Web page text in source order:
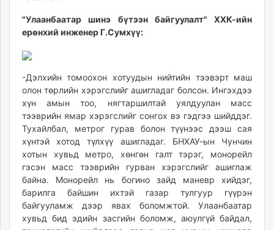
"Улаанбаатар шинэ бүтээн байгуулалт" ХХК-ийн
ерөнхий инженер Г.Сумхүү:
-Дэлхийн томоохон хотуудын нийтийн тээвэрт маш
олон төрлийн хэрэгслийг ашигладаг болсон. Ингэхдээ
хүн амын тоо, нягтаршилтай уялдуулан масс
тээврийн ямар хэрэгслийг сонгох вэ гэдгээ шийддэг.
Тухайлбал, метрог гурав болон түүнээс дээш сая
хүнтэй хотод түлхүү ашигладаг. БНХАУ-ын Чунчин
хотын хувьд метро, хөнгөн галт тэрэг, монорейл
гэсэн масс тээврийн гурван хэрэгслийг ашиглаж
байна. Монорейл нь богино зайд маневр хийдэг,
барилга байшин ихтэй газар тулгуур гүүрэн
байгууламж дээр явах боломжтой. Улаанбаатар
хувьд бид эдийн засгийн боломж, аюулгүй байдал,